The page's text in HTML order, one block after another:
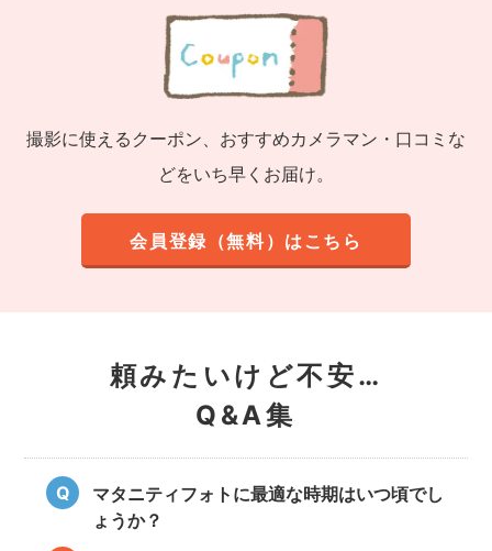
撮影に使えるクーポン、おすすめカメラマン・口コミな
どをいち早くお届け。
会員登録（無料）はこちら
頼みたいけど不安…
Q&A集
マタニティフォトに最適な時期はいつ頃でし
ょうか？